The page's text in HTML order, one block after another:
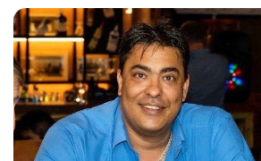
Нутрициолог, специалист по
БАД, энергопрактик, натуропат,
аромапрактик